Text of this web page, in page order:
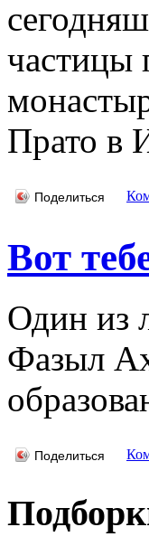
частицы
Прато в
Поделиться
Вот
Один из
Фазыл
Поделиться